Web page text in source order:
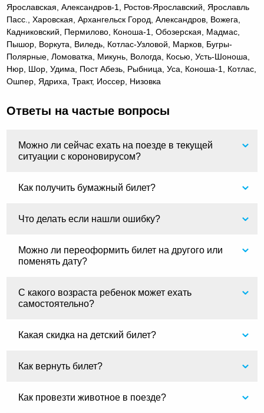
Ярославская, Александров-1, Ростов-Ярославский, Ярославль
Пасс., Харовская, Архангельск Город, Александров, Вожега,
Кадниковский, Пермилово, Коноша-1, Обозерская, Мадмас,
Пышор, Воркута, Виледь, Котлас-Узловой, Марков, Бугры-
Полярные, Ломоватка, Микунь, Вологда, Косью, Усть-Шоноша,
Нюр, Шор, Удима, Пост Абезь, Рыбница, Уса, Коноша-1, Котлас,
Ошпер, Ядриха, Тракт, Иоссер, Низовка
Ответы на частые вопросы
Можно ли сейчас ехать на поезде в текущей
ситуации с короновирусом?
Как получить бумажный билет?
Что делать если нашли ошибку?
Можно ли переоформить билет на другого или
поменять дату?
С какого возраста ребенок может ехать
самостоятельно?
Какая скидка на детский билет?
Как вернуть билет?
Как провезти животное в поезде?